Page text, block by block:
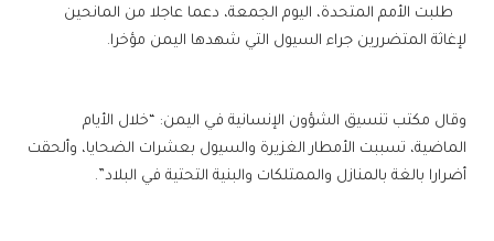
طلبت الأمم المتحدة، اليوم الجمعة، دعما عاجلا من المانحين
لإغاثة المتضررين جراء السيول التي شهدها اليمن مؤخرا.
وقال مكتب تنسيق الشؤون الإنسانية في اليمن: “خلال الأيام
الماضية، تسببت الأمطار الغزيرة والسيول بعشرات الضحايا، وألحقت
أضرارا بالغة بالمنازل والممتلكات والبنية التحتية في البلاد”.